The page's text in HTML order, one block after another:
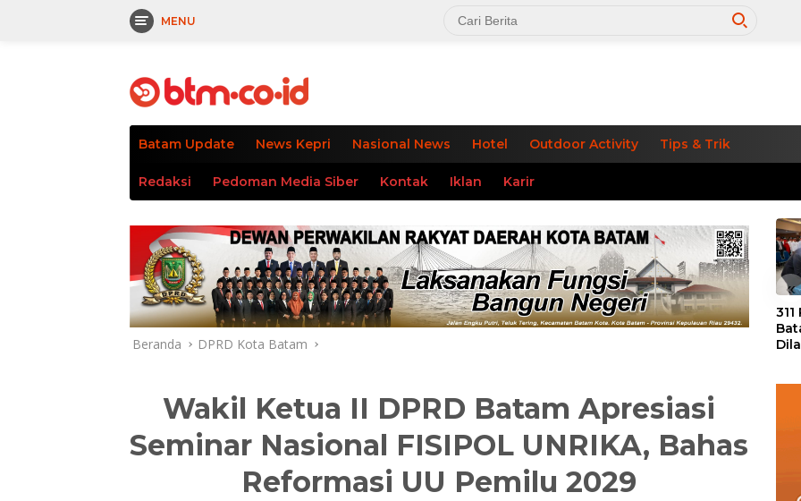
MENU
Batam Update News Kepri Nasional News Hotel Outdoor Activity Tips & Trik
Redaksi Pedoman Media Siber Kontak Iklan Karir
Beranda DPRD Kota Batam
Wakil Ketua II DPRD Batam Apresiasi
Seminar Nasional FISIPOL UNRIKA, Bahas
Reformasi UU Pemilu 2029
«